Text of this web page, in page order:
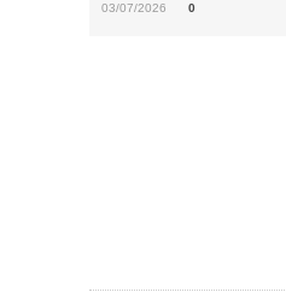
03/07/2026 0